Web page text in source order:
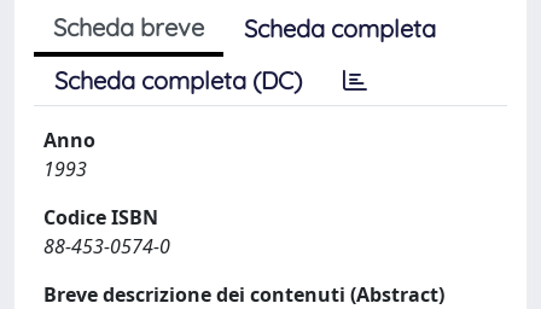
Scheda breve
Scheda completa
Scheda completa (DC)
Anno
1993
Codice ISBN
88-453-0574-0
Breve descrizione dei contenuti (Abstract)